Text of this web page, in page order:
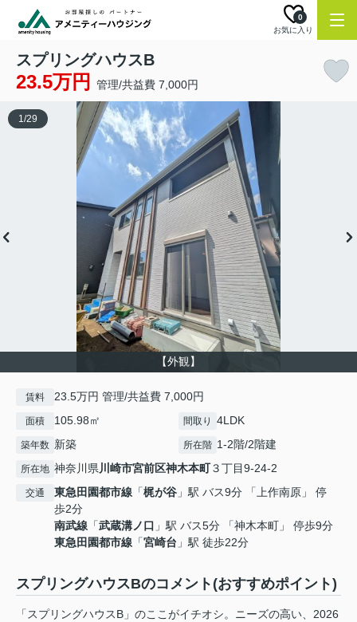
お気に入り
0
スプリングハウスB
23.5万円 管理/共益費 7,000円
【外観】
1/29
賃料 23.5万円 管理/共益費 7,000円
面積 105.98㎡ 間取り 4LDK
築年数 新築 所在階 1-2階/2階建
所在地 神奈川県川崎市宮前区神木本町３丁目9-24-2
交通 東急田園都市線 「梶が谷 」駅 バス9分 「上作南原」 停
歩2分
南武線 「武蔵溝ノ口 」駅 バス5分 「神木本町」 停歩9分
東急田園都市線 「宮崎台 」駅 徒歩22分
スプリングハウスBのコメント(おすすめポイント)
「スプリングハウスB」のここがイチオシ。ニーズの高い、2026